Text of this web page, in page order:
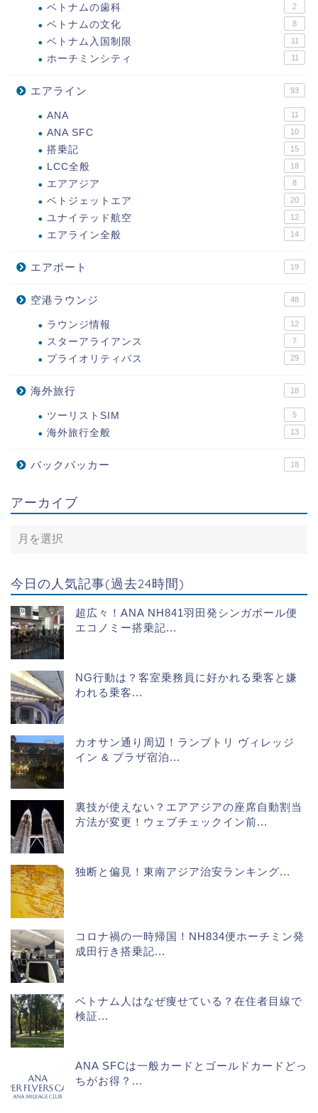
ベトナムの歯科 2
ベトナムの文化 8
ベトナム入国制限 11
ホーチミンシティ 11
エアライン 93
ANA 11
ANA SFC 10
搭乗記 15
LCC全般 18
エアアジア 8
ベトジェットエア 20
ユナイテッド航空 12
エアライン全般 14
エアポート 19
空港ラウンジ 48
ラウンジ情報 12
スターアライアンス 7
プライオリティパス 29
海外旅行 18
ツーリストSIM 5
海外旅行全般 13
バックパッカー 18
アーカイブ
今日の人気記事(過去24時間)
超広々！ANA NH841羽田発シンガポール便
エコノミー搭乗記...
NG行動は？客室乗務員に好かれる乗客と嫌
われる乗客...
カオサン通り周辺！ランブトリ ヴィレッジ
イン & プラザ宿泊...
裏技が使えない？エアアジアの座席自動割当
方法が変更！ウェブチェックイン前...
独断と偏見！東南アジア治安ランキング...
コロナ禍の一時帰国！NH834便ホーチミン発
成田行き搭乗記...
ベトナム人はなぜ痩せている？在住者目線で
検証...
ANA SFCは一般カードとゴールドカードどっ
ちがお得？...